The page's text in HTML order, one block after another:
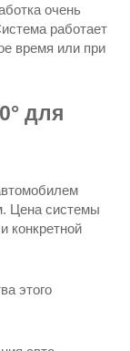
очень
работает
время или при
для
Цена системы
конкретной
этого